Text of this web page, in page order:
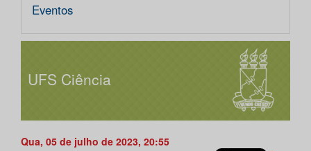
Eventos
UFS Ciência
Qua, 05 de julho de 2023, 20:55